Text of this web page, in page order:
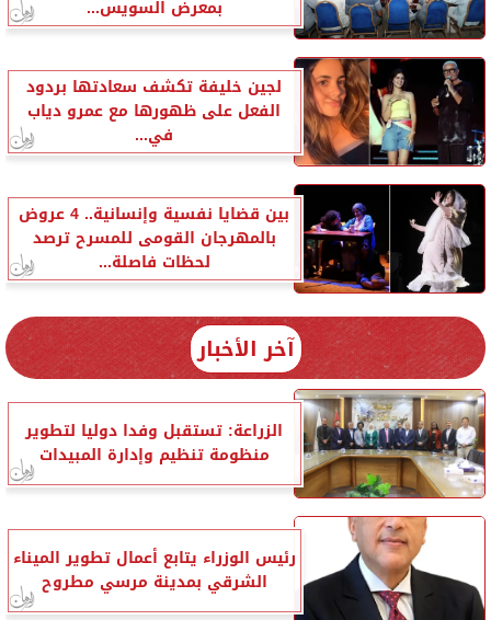
بمعرض السويس...
لجين خليفة تكشف سعادتها بردود
الفعل على ظهورها مع عمرو دياب
في...
بين قضايا نفسية وإنسانية.. 4 عروض
بالمهرجان القومى للمسرح ترصد
لحظات فاصلة...
آخر الأخبار
الزراعة: تستقبل وفدا دوليا لتطوير
منظومة تنظيم وإدارة المبيدات
رئيس الوزراء يتابع أعمال تطوير الميناء
الشرقي بمدينة مرسي مطروح